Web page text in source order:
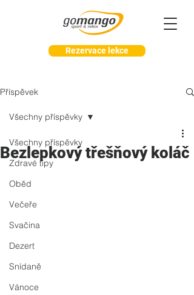
Rezervace lekce
Příspěvek
Všechny příspěvky
Zdravé tipy
Oběd
Večeře
Svačina
Dezert
Snídaně
Vánoce
Všechny příspěvky
Bezlepkový třešňový koláč